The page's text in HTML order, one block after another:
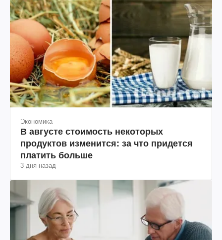
Экономика
В августе стоимость некоторых
продуктов изменится: за что придется
платить больше
3 дня назад